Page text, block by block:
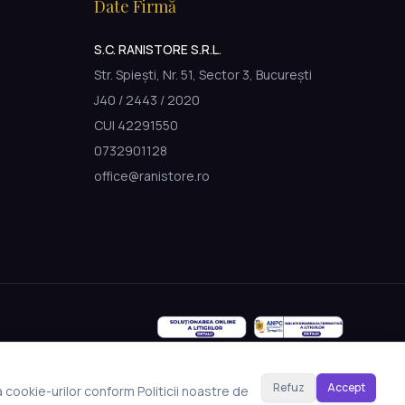
Date Firmă
S.C. RANISTORE S.R.L.
Str. Spiești, Nr. 51, Sector 3, București
J40 / 2443 / 2020
CUI 42291550
0732901128
office@ranistore.ro
cookie-urilor conform Politicii noastre de Refuz Accept
Made with Emergent